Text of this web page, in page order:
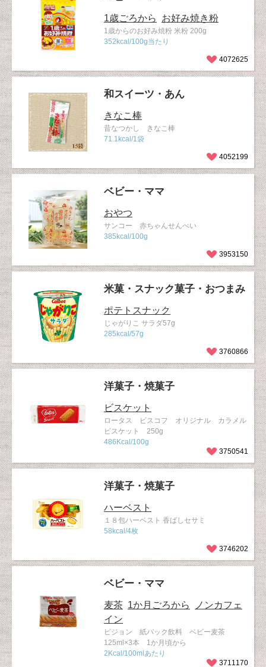
1歳ごろから お好み焼き粉
1歳からのお好み焼粉 米粉 200g
352kcal/100g当たり
4072625
和スイーツ・あん
きなこ棒
昔なつかし きなこ棒
71.1kcal/1袋
4052199
ベビー・ママ
おやつ
サンコー 赤ちゃんせんべい
385kcal/100g
3953150
米菓・スナック菓子・おつまみ
ポテトスナック
じゃがりこ サラダ57g
285kcal/57g
3760866
洋菓子・焼菓子
ビスケット
ロータス ビスコフ オリジナル カラメル
ビスケット 250g
486Kcal/100g
3750541
洋菓子・焼菓子
ハーベスト
１８包ハーベスト 香ばしセサミ
58kcal/4枚
3746202
ベビー・ママ
麦茶 1か月ごろから
ノンカフェ
イン
ピジョン 紙パック飲料 ベビー麦茶
125ml×3本 1か月頃から
2Kcal/100mlあたり
3711170